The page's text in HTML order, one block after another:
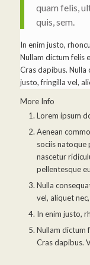
quam felis,
quis, sem.
In enim justo,
Nullam dictum felis
Cras dapibus. Nulla
justo, fringilla vel,
More Info
Lorem ipsum
Aenean
sociis natoque
nascetur
pellentesque
Nulla
vel, aliquet
In enim justo,
Nullam dictum
Cras dapibus.